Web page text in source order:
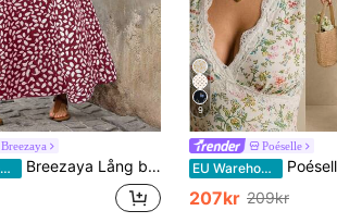
Breezaya
EU Warehouse Breezaya Lång blommig blå maxiklänning med fladdermusärm för kvinnor
9
Poéselle
EU Warehouse Poéselle Elegant V-ringad
207kr 209kr